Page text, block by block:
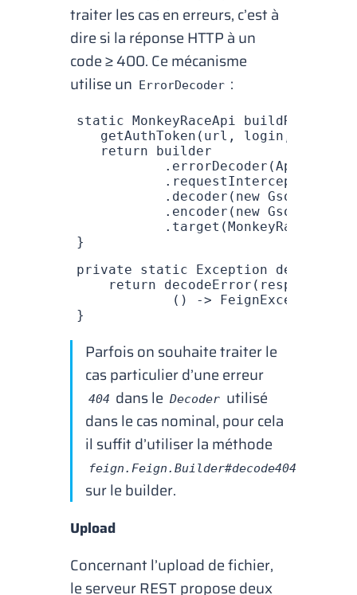
traiter les cas en erreurs, c’est à
dire si la réponse HTTP à un
code ≥ 400. Ce mécanisme
utilise un ErrorDecoder :
static MonkeyRaceApi buildRaceApi
   getAuthToken
(url , login
   return
builder
           .
errorDecoder (ApiFactory
           .
requestInterceptor
           .
decoder ( new GsonDecoder
           .
encoder ( new GsonEncoder
           .
target (MonkeyRaceApi
}
private static Exception
    return
decodeError ( response
            ()
-> FeignException
}
Parfois on souhaite traiter le
cas particulier d’une erreur
404 dans le Decoder utilisé
dans le cas nominal, pour cela
il suffit d’utiliser la méthode
feign.Feign.Builder#decode404
sur le builder.
Upload
Concernant l’upload de fichier,
le serveur REST propose deux